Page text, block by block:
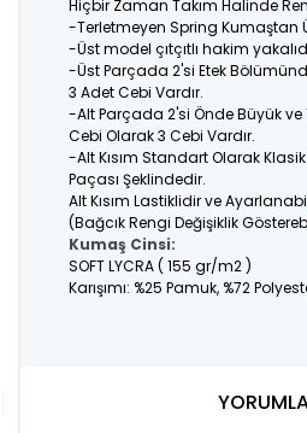
Hiçbir Zaman Takım Halinde
-Terletmeyen Spring Kumaştan
-Üst model çıtçıtlı hakim
-Üst Parçada 2'si Etek
3 Adet Cebi Vardır.
-Alt Parçada 2'si Önde Büyük
Cebi Olarak 3 Cebi Vardır.
-Alt Kısım Standart Olarak
Paçası Şeklindedir.
Alt Kısım Lastiklidir ve
(Bağcık Rengi Değişiklik
Kumaş Cinsi:
SOFT LYCRA ( 155 gr/m2 )
Karışımı: %25 Pamuk, %72